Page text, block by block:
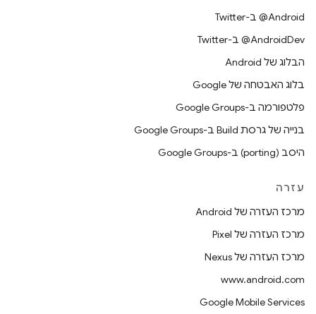
‎@Android ב-Twitter
‎@AndroidDev ב-Twitter
הבלוג של Android
בלוג האבטחה של Google
פלטפורמה ב-Google Groups
בנייה של גרסת Build ב-Google Groups
היסב (porting) ב-Google Groups
עזרה
מרכז העזרה של Android
מרכז העזרה של Pixel
מרכז העזרה של Nexus
www.android.com
Google Mobile Services